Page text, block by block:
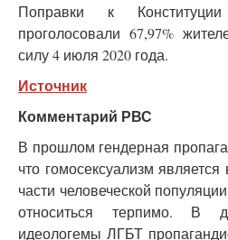
Поправки к
проголосовали 67,97%
силу 4 июля 2020 года.
Источник
Комментарий РВС
В прошлом гендерная
что гомосексуализм
части человеческой
относиться терпимо. В
идеологемы ЛГБТ